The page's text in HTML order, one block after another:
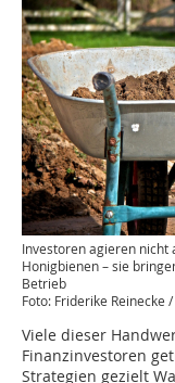
Investoren agieren nicht
Honigbienen – sie
Betrieb
Foto: Friderike Reinecke
Viele dieser
Finanzinvestoren
Strategien gezielt